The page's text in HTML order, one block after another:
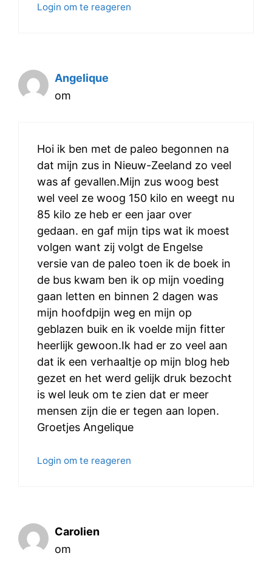
Login om te reageren
Angelique
om
Hoi ik ben met de paleo begonnen na
dat mijn zus in Nieuw-Zeeland zo veel
was af gevallen.Mijn zus woog best
wel veel ze woog 150 kilo en weegt nu
85 kilo ze heb er een jaar over
gedaan. en gaf mijn tips wat ik moest
volgen want zij volgt de Engelse
versie van de paleo toen ik de boek in
de bus kwam ben ik op mijn voeding
gaan letten en binnen 2 dagen was
mijn hoofdpijn weg en mijn op
geblazen buik en ik voelde mijn fitter
heerlijk gewoon.Ik had er zo veel aan
dat ik een verhaaltje op mijn blog heb
gezet en het werd gelijk druk bezocht
is wel leuk om te zien dat er meer
mensen zijn die er tegen aan lopen.
Groetjes Angelique
Login om te reageren
Carolien
om